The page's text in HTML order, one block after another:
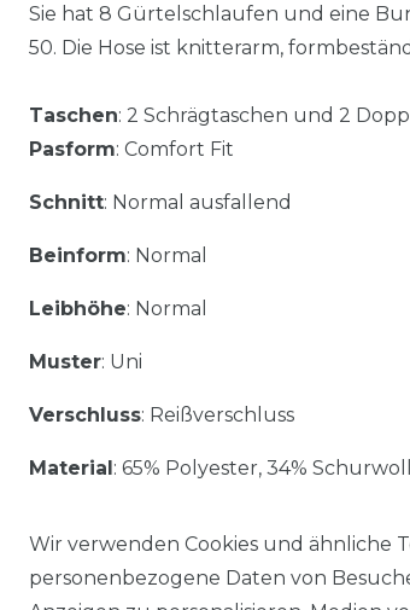
Sie hat 8 Gürtelschlaufen und eine
50. Die Hose ist knitterarm,
Taschen: 2 Schrägtaschen und 2
Pasform: Comfort Fit
Schnitt: Normal ausfallend
Beinform: Normal
Leibhöhe: Normal
Muster: Uni
Verschluss: Reißverschluss
Material: 65% Polyester, 34%
Wir verwenden Cookies und ähnliche
personenbezogene Daten von